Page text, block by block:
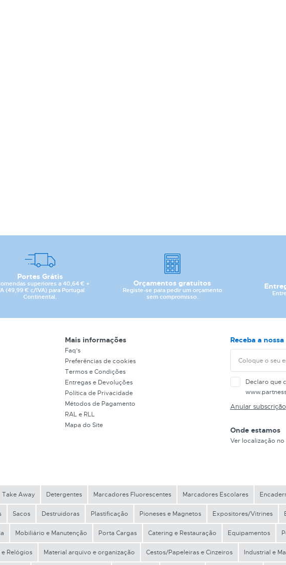
Portes Grátis
superiores a 40,64 € +
(49,99 € c/IVA) para Portugal
Continental.
Orçamentos gratuitos
Registe-se para pedir um orçamento
sem compromisso.
Mais informações
Faq’s
Preferências de cookies
Termos e Condições
Entregas e Devoluções
Política de Privacidade
Métodos de Pagamento
RAL e RLL
Mapa do Site
Receba a
Declaro que
Anular subscrição
Onde estamos
Ver localização no
Take Away Detergentes Marcadores Fluorescentes Marcadores Escolares
Sacos Destruidoras Plastificação Pioneses e Magnetos Expositores/Vitrines
Mobiliário e Manutenção Porta Cargas Catering e Restauração Equipamentos
e Relógios Material arquivo e organização Cestos/Papeleiras e Cinzeiros Industrial e